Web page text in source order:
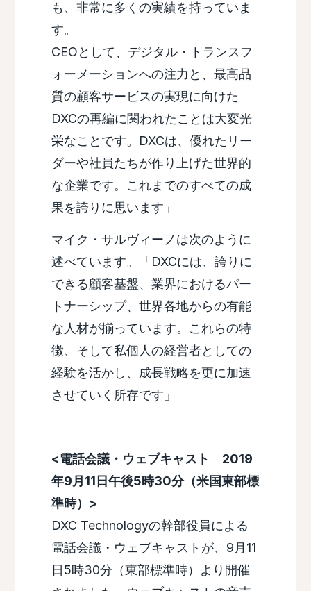
も、非常に多くの実績を持っていま
す。
CEOとして、デジタル・トランスフ
ォーメーションへの注力と、最高品
質の顧客サービスの実現に向けた
DXCの再編に関われたことは大変光
栄なことです。DXCは、優れたリー
ダーや社員たちが作り上げた世界的
な企業です。これまでのすべての成
果を誇りに思います」
マイク・サルヴィーノは次のように
述べています。「DXCには、誇りに
できる顧客基盤、業界におけるパー
トナーシップ、世界各地からの有能
な人材が揃っています。これらの特
徴、そして私個人の経営者としての
経験を活かし、成長戦略を更に加速
させていく所存です」
<電話会議・ウェブキャスト 2019
年9月11日午後5時30分（米国東部標
準時）>
DXC Technologyの幹部役員による
電話会議・ウェブキャストが、9月11
日5時30分（東部標準時）より開催